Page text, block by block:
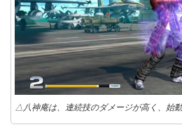
△八神庵は、連続技のダメージが高く、始動